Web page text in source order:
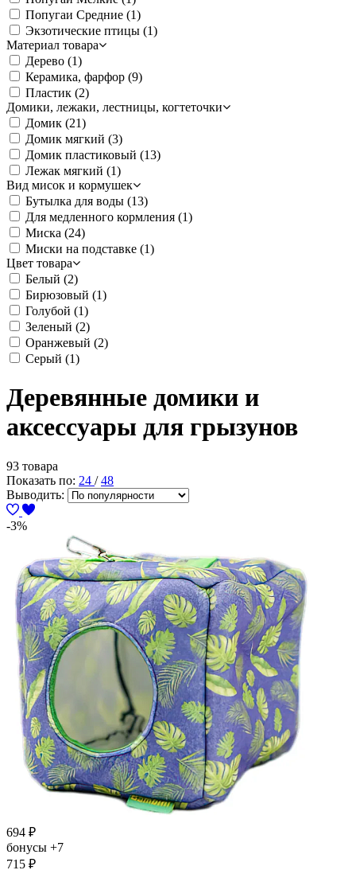
Попугаи Средние (1)
Экзотические птицы (1)
Материал товара
Дерево (1)
Керамика, фарфор (9)
Пластик (2)
Домики, лежаки, лестницы, когтеточки
Домик (21)
Домик мягкий (3)
Домик пластиковый (13)
Лежак мягкий (1)
Вид мисок и кормушек
Бутылка для воды (13)
Для медленного кормления (1)
Миска (24)
Миски на подставке (1)
Цвет товара
Белый (2)
Бирюзовый (1)
Голубой (1)
Зеленый (2)
Оранжевый (2)
Серый (1)
Деревянные домики и
аксессуары для грызунов
93 товара
Показать по: 24 /48
Выводить:
-3%
694 ₽
бонусы +7
715 ₽